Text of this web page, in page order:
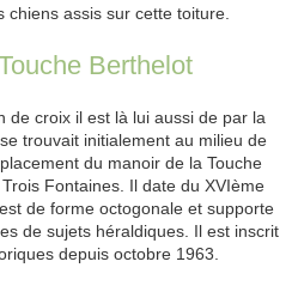
chiens assis sur cette toiture.
Berthelot
de croix il est là lui aussi de par la
trouvait initialement au milieu de
du manoir de la Touche
Fontaines. Il date du XVIème
de forme octogonale et supporte
de sujets héraldiques. Il est inscrit
depuis octobre 1963.